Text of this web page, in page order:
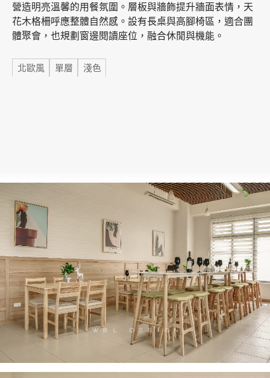
營造明亮溫馨的用餐氛圍。層板與牆飾提升牆面表情，天
花木格柵呼應整體自然感。設有長桌與高腳椅區，適合團
體聚會，也規劃窗邊閱讀座位，融合休閒與機能。
標籤
北歐風 單層 淺色